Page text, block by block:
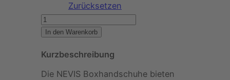
Zurücksetzen
C
E
R
In den Warenkorb
Kurzbeschreibung
Die NEVIS Boxhandschuhe bieten